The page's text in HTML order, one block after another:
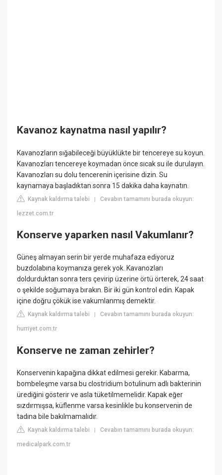
Kavanoz kaynatma nasıl yapılır?
Kavanozların sığabileceği büyüklükte bir tencereye su koyun.
Kavanozları tencereye koymadan önce sıcak su ile durulayın.
Kavanozları su dolu tencerenin içerisine dizin. Su
kaynamaya başladıktan sonra 15 dakika daha kaynatın.
Kaynak kaldırma talebi |Cevabın tamamını burada okuyun:
lezzet.com.tr
Konserve yaparken nasıl Vakumlanır?
Güneş almayan serin bir yerde muhafaza ediyoruz
buzdolabına koymanıza gerek yok. Kavanozları
doldurduktan sonra ters çevirip üzerine örtü örterek, 24 saat
o şekilde soğumaya bırakın. Bir iki gün kontrol edin. Kapak
içine doğru çökük ise vakumlanmış demektir.
Kaynak kaldırma talebi |Cevabın tamamını burada okuyun:
hurriyet.com.tr
Konserve ne zaman zehirler?
Konservenin kapağına dikkat edilmesi gerekir. Kabarma,
bombeleşme varsa bu clostridium botulinum adlı bakterinin
ürediğini gösterir ve asla tüketilmemelidir. Kapak eğer
sızdırmışsa, küflenme varsa kesinlikle bu konservenin de
tadına bile bakılmamalıdır.
Kaynak kaldırma talebi |Cevabın tamamını burada okuyun:
medicalpark.com.tr